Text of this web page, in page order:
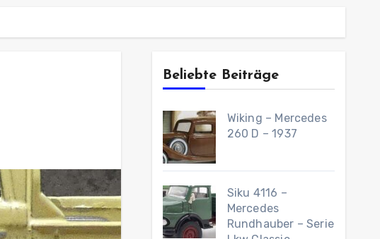
Beliebte Beiträge
Wiking – Mercedes
260 D – 1937
Siku 4116 –
Mercedes
Rundhauber – Serie